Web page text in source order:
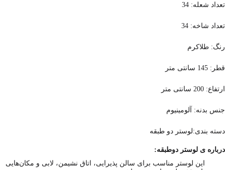
تعداد شعله: 34
تعداد شاخه: 34
رنگ: طلاکرم
قطر: 145 سانتی متر
ارتفاع: 200 سانتی متر
جنس بدنه: آلومینیوم
دسته بندی:لوستر دو طبقه
درباره ی لوستر دوطبقه:
این لوستر مناسب برای سالن پذیرایی، اتاق نشیمن، لابی و مکان‌هایی